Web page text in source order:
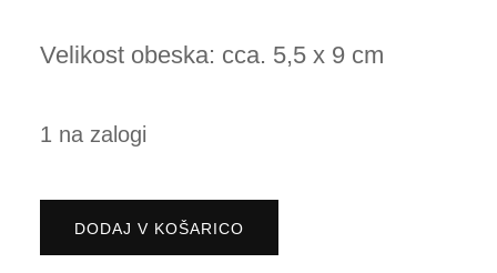
Velikost obeska: cca. 5,5 x 9 cm
1 na zalogi
-
DODAJ V KOŠARICO